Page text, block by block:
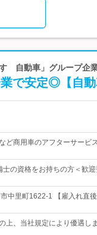
ゞ自動車」グループ企
で安定◎【自動
ど商用車のアフターサービ
の資格をお持ちの方＜歓
中里町1622-1 【雇入れ直
上、当社規定により優遇し